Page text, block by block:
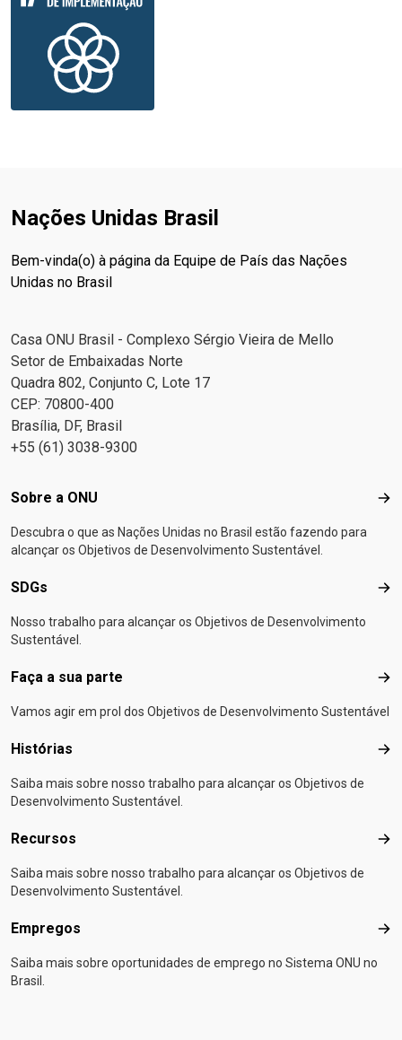
Nações Unidas Brasil
Bem-vinda(o) à página da Equipe de País das Nações
Unidas no Brasil
Casa ONU Brasil - Complexo Sérgio Vieira de Mello
Setor de Embaixadas Norte
Quadra 802, Conjunto C, Lote 17
CEP: 70800-400
Brasília, DF, Brasil
+55 (61) 3038-9300
Footer menu
Sobre a ONU
Descubra o que as Nações Unidas no Brasil estão fazendo para
alcançar os Objetivos de Desenvolvimento Sustentável.
SDGs
Nosso trabalho para alcançar os Objetivos de Desenvolvimento
Sustentável.
Faça a sua parte
Vamos agir em prol dos Objetivos de Desenvolvimento Sustentável
Histórias
Saiba mais sobre nosso trabalho para alcançar os Objetivos de
Desenvolvimento Sustentável.
Recursos
Saiba mais sobre nosso trabalho para alcançar os Objetivos de
Desenvolvimento Sustentável.
Empregos
Saiba mais sobre oportunidades de emprego no Sistema ONU no
Brasil.